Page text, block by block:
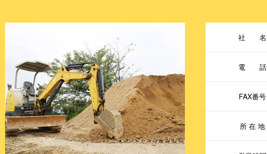
社 名
電 話
FAX番号
所 在 地